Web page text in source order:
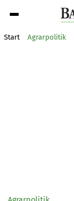
Start Agrarpolitik